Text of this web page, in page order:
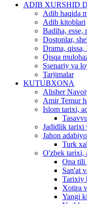
ADIB XURSHID
Adib haqida
Adib kitoblari
Badiha, esse,
Dostonlar,
Drama, qissa,
Qisqa
Ssenariy va
Tarjimalar
KUTUBXONA
Alisher
Amir Temur
Islom tarixi,
Jadidlik tarixi
Jahon
Turk
O'zbek tarixi,
Ona
San'at
Tarixiy
Xotira
Yangi